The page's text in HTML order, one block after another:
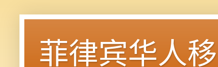
菲律宾华人